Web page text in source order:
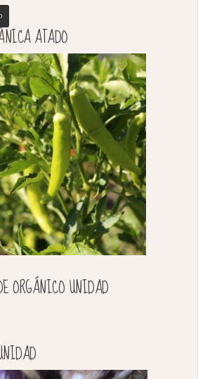
ATADO
ORGÁNICO UNIDAD